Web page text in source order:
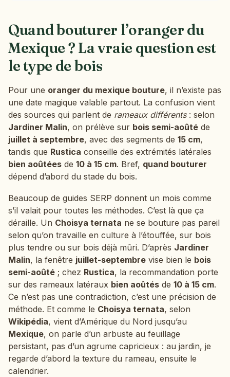
Quand bouturer l’oranger du
Mexique ? La vraie question est
le type de bois
Pour une oranger du mexique bouture, il n’existe pas
une date magique valable partout. La confusion vient
des sources qui parlent de rameaux différents: selon
Jardiner Malin, on prélève sur bois semi-aoûté de
juillet à septembre, avec des segments de 15 cm,
tandis que Rustica conseille des extrémités latérales
bien aoûtées de 10 à 15 cm. Bref, quand bouturer
dépend d’abord du stade du bois.
Beaucoup de guides SERP donnent un mois comme
s’il valait pour toutes les méthodes. C’est là que ça
déraille. Un Choisya ternata ne se bouture pas pareil
selon qu’on travaille en culture à l’étouffée, sur bois
plus tendre ou sur bois déjà mûri. D’après Jardiner
Malin, la fenêtre juillet-septembre vise bien le bois
semi-aoûté ; chez Rustica, la recommandation porte
sur des rameaux latéraux bien aoûtés de 10 à 15 cm.
Ce n’est pas une contradiction, c’est une précision de
méthode. Et comme le Choisya ternata, selon
Wikipédia, vient d’Amérique du Nord jusqu’au
Mexique, on parle d’un arbuste au feuillage
persistant, pas d’un agrume capricieux : au jardin, je
regarde d’abord la texture du rameau, ensuite le
calendrier.